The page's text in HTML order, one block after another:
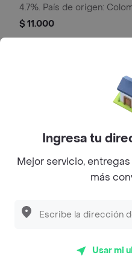
4.7%. País de origen:
$ 11.000
Aguila Light 355 ml
Tsingtao 330 ml
Ingresa tu
Mejor servicio,
más
Usar mi